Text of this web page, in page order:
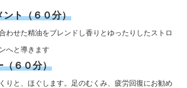
ント（６０分）
わせた精油をブレンドし香りとゆったりしたストロ
へと導きます
（６０分）
りと、ほぐします。足のむくみ、疲労回復にお勧め